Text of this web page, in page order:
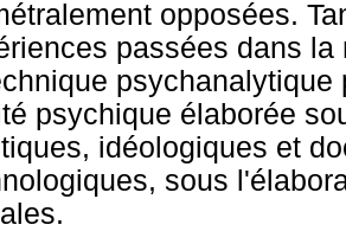
opposées.
passées dans
psychique élaborée
idéologiques et
sous